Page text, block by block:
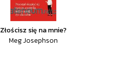
Złościsz się na mnie?
Meg Josephson